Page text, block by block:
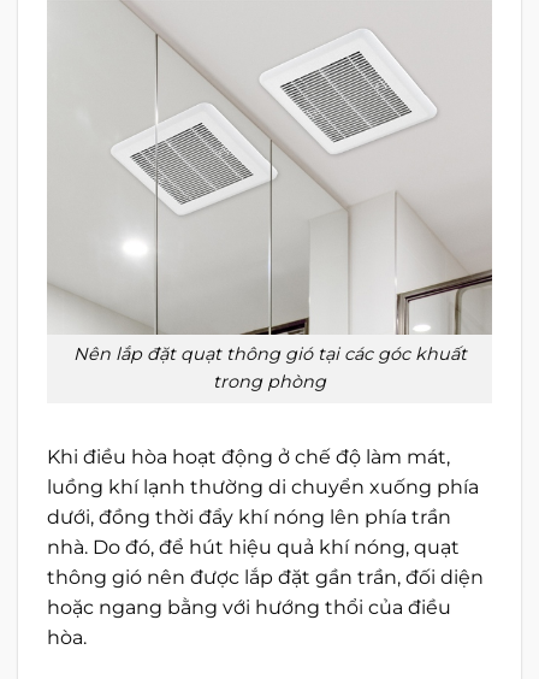
Nên lắp đặt quạt thông gió tại các góc khuất
trong phòng
Khi điều hòa hoạt động ở chế độ làm mát,
luồng khí lạnh thường di chuyển xuống phía
dưới, đồng thời đẩy khí nóng lên phía trần
nhà. Do đó, để hút hiệu quả khí nóng, quạt
thông gió nên được lắp đặt gần trần, đối diện
hoặc ngang bằng với hướng thổi của điều
hòa.